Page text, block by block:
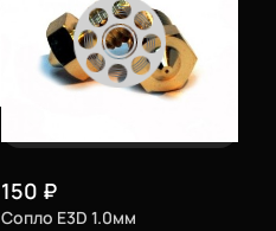
150 ₽
Сопло E3D 1.0мм